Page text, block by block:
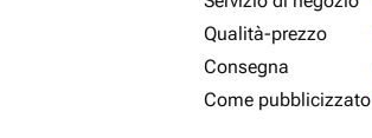
Qualità-prezzo
Consegna
Come pubblicizzato